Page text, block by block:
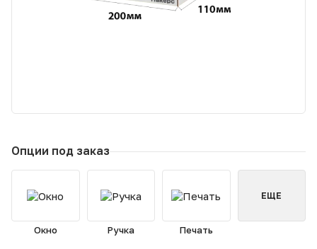
Опции под заказ
Окно Ручка Печать
ЕЩЕ